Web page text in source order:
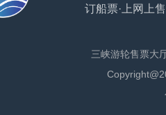
订船票·上网上
三峡游轮售票大